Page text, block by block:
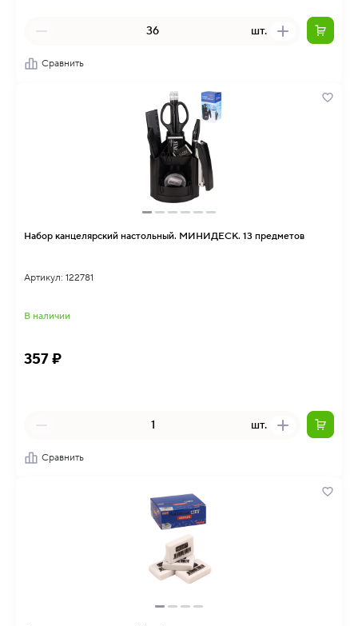
шт.
Сравнить
Набор канцелярский настольный. МИНИДЕСК. 13 предметов
Артикул: 122781
В наличии
357 ₽
шт.
Сравнить